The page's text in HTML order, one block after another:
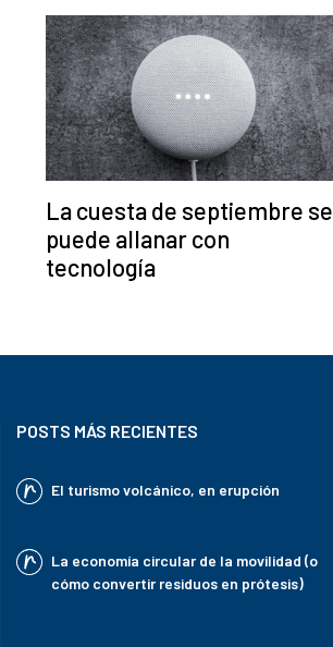
La cuesta de septiembre se
puede allanar con
tecnología
POSTS MÁS RECIENTES
El turismo volcánico, en erupción
La economía circular de la movilidad (o
cómo convertir residuos en prótesis)